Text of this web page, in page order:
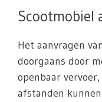
Scootmobiel
Het aanvragen
doorgaans door
openbaar
afstanden